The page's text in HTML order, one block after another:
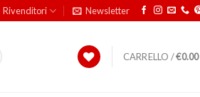
Rivenditori Newsletter
CARRELLO /€0.00